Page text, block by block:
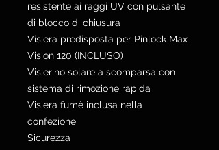
resistente ai raggi UV con pulsante
di blocco di chiusura
Visiera predisposta per Pinlock Max
Vision 120 (INCLUSO)
Visierino solare a scomparsa con
sistema di rimozione rapida
Visiera fumè inclusa nella
confezione
Sicurezza